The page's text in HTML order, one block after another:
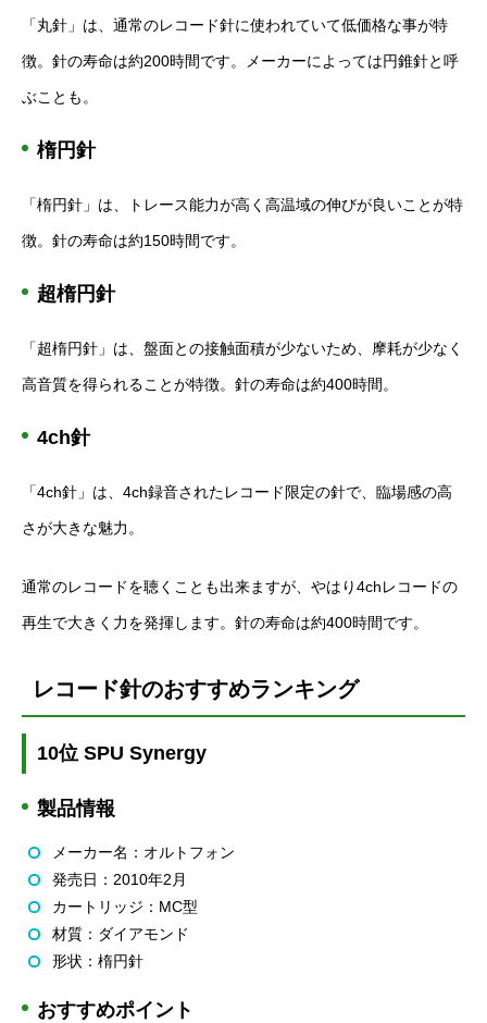
「丸針」は、通常のレコード針に使われていて低価格な事が特
徴。針の寿命は約200時間です。メーカーによっては円錐針と呼
ぶことも。
楕円針
「楕円針」は、トレース能力が高く高温域の伸びが良いことが特
徴。針の寿命は約150時間です。
超楕円針
「超楕円針」は、盤面との接触面積が少ないため、摩耗が少なく
高音質を得られることが特徴。針の寿命は約400時間。
4ch針
「4ch針」は、4ch録音されたレコード限定の針で、臨場感の高
さが大きな魅力。
通常のレコードを聴くことも出来ますが、やはり4chレコードの
再生で大きく力を発揮します。針の寿命は約400時間です。
レコード針のおすすめランキング
10位 SPU Synergy
製品情報
メーカー名：オルトフォン
発売日：2010年2月
カートリッジ：MC型
材質：ダイアモンド
形状：楕円針
おすすめポイント